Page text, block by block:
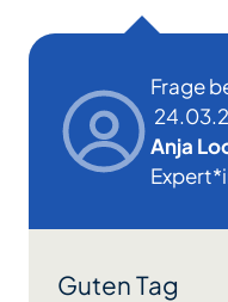
Frage
Anja
Guten Tag